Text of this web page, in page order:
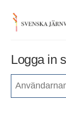
content
Logga in